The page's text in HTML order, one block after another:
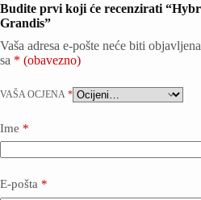
Budite prvi koji će recenzirati
Grandis”
Vaša adresa e-pošte neće biti
sa * (obavezno)
VAŠA OCJENA *
Ime *
E-pošta *